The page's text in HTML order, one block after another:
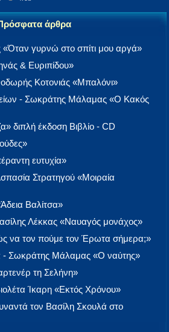
άρθρα
γυρνώ στο σπίτι μου αργά»
& Ευριπίδου»
Κοτονιάς «Μπαλόνι»
- Σωκράτης Μάλαμας «Ο Κακός
διπλή έκδοση Βιβλίο - CD
ευτυχία»
Στρατηγού «Μοιραία
Βαλίτσα»
Λέκκας «Ναυαγός μονάχος»
να τον πούμε τον Έρωτα σήμερα;»
Σωκράτης Μάλαμας «Ο ναύτης»
τη Σελήνη»
Ίκαρη «Εκτός Χρόνου»
τον Βασίλη Σκουλά στο